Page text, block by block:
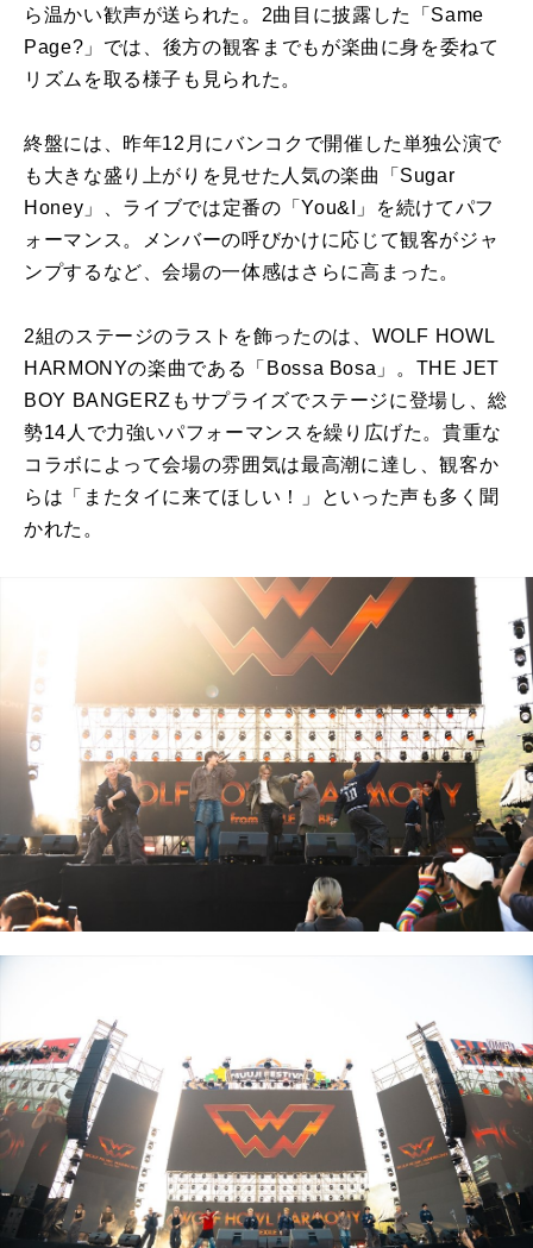
ら温かい歓声が送られた。2曲目に披露した「Same
Page?」では、後方の観客までもが楽曲に身を委ねて
リズムを取る様子も見られた。
終盤には、昨年12月にバンコクで開催した単独公演で
も大きな盛り上がりを見せた人気の楽曲「Sugar
Honey」、ライブでは定番の「You&I」を続けてパフ
ォーマンス。メンバーの呼びかけに応じて観客がジャ
ンプするなど、会場の一体感はさらに高まった。
2組のステージのラストを飾ったのは、WOLF HOWL
HARMONYの楽曲である「Bossa Bosa」。THE JET
BOY BANGERZもサプライズでステージに登場し、総
勢14人で力強いパフォーマンスを繰り広げた。貴重な
コラボによって会場の雰囲気は最高潮に達し、観客か
らは「またタイに来てほしい！」といった声も多く聞
かれた。